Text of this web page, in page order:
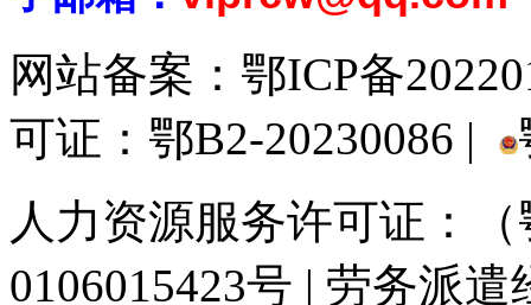
网站备案： 鄂ICP备
可证：鄂B2-20230086 |
人力资源服务许可证：
0106015423号 | 劳务派